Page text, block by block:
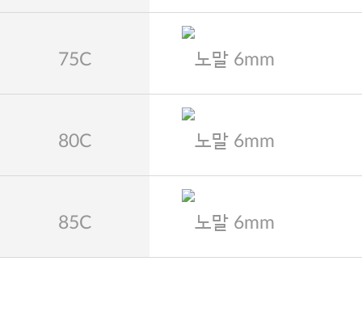
75C 노말 6mm
80C 노말 6mm
85C 노말 6mm